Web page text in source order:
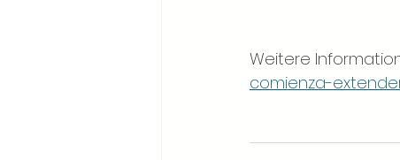
Weitere
comienza-